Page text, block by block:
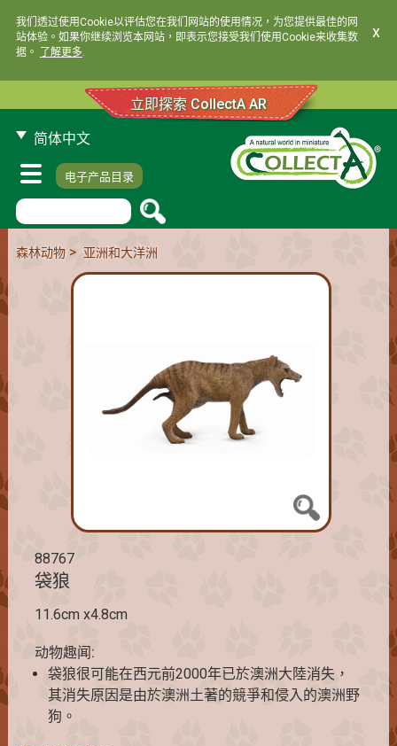
我们透过使用Cookie以评估您在我们网站的使用情况，为您提供最佳的网
站体验。如果你继续浏览本网站，即表示您接受我们使用Cookie来收集数
据。
了解更多.
x
立即探索 CollectA AR
简体中文
电子产品目录
森林动物> 亚洲和大洋洲
88767
袋狼
11.6cm x4.8cm
动物趣闻:
袋狼很可能在西元前2000年已於澳洲大陸消失，
其消失原因是由於澳洲土著的競爭和侵入的澳洲野
狗。